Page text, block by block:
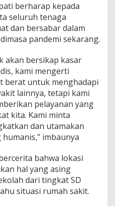
berharap kepada
seluruh tenaga
dan bersabar dalam
pandemi sekarang.
akan bersikap kasar
kami mengerti
berat untuk menghadapi
lainnya, tetapi kami
pelayanan yang
kita. Kami minta
dan utamakan
imbaunya
bahwa lokasi
hal yang asing
dari tingkat SD
situasi rumah sakit.